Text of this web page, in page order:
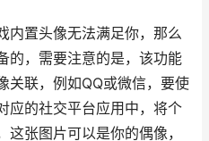
内置头像无法满足你，那么
的，需要注意的是，该功能
关联，例如QQ或微信，要使
应的社交平台应用中，将个
张图片可以是你的偶像，